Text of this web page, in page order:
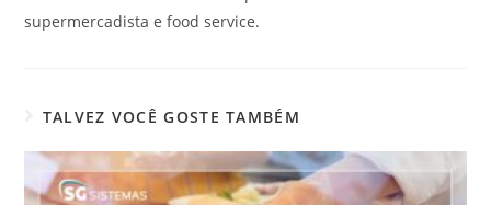
supermercadista e food service.
TALVEZ VOCÊ GOSTE TAMBÉM